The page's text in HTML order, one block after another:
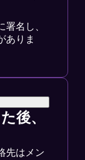
名し、
ありま
後、
先はメン